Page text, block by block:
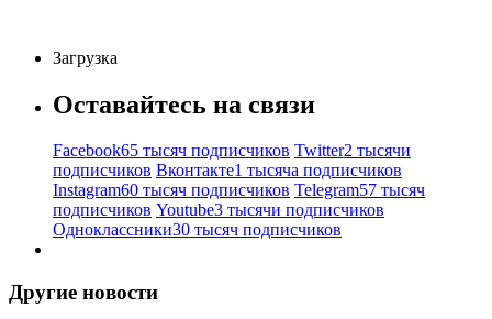
Загрузка
Оставайтесь на связи
Facebook65 тысяч подписчиков Twitter2 тысячи
подписчиков Вконтакте1 тысяча подписчиков
Instagram60 тысяч подписчиков Telegram57 тысяч
подписчиков Youtube3 тысячи подписчиков
Одноклассники30 тысяч подписчиков
Другие новости